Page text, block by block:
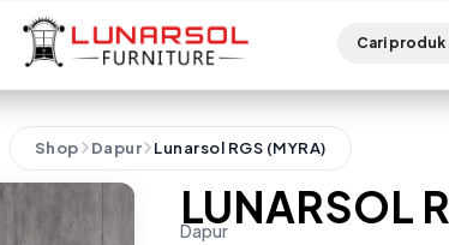
Shop Dapur Lunarsol RGS (MYRA)
LUNARSOL
Dapur